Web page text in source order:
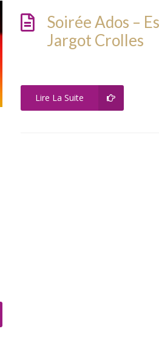
Soirée Ados –
Jargot Crolles
Lire La Suite